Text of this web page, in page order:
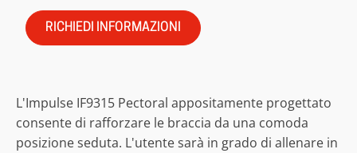
RICHIEDI INFORMAZIONI
L'Impulse IF9315 Pectoral appositamente progettato
consente di rafforzare le braccia da una comoda
posizione seduta. L'utente sarà in grado di allenare in